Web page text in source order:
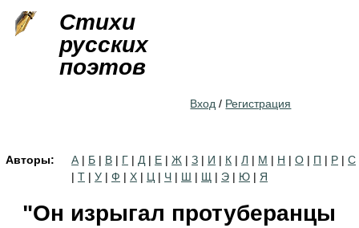
Стихи
русских
поэтов
Вход / Регистрация
Авторы: А | Б | В | Г | Д | Е | Ж | З | И | К | Л | М | Н | О | П | Р | С
| Т | У | Ф | Х | Ц | Ч | Ш | Щ | Э | Ю | Я
"Он изрыгал протуберанцы